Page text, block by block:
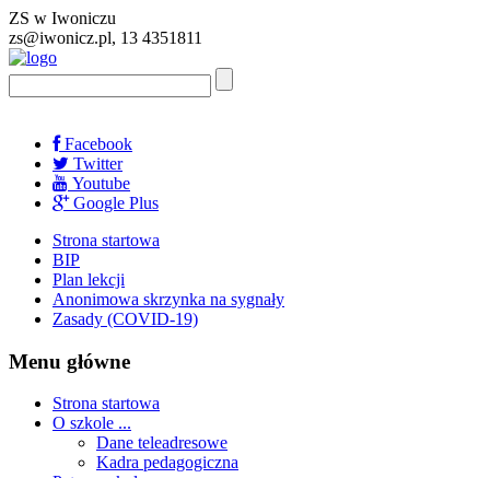
ZS w Iwoniczu
zs@iwonicz.pl, 13 4351811
Facebook
Twitter
Youtube
Google Plus
Strona startowa
BIP
Plan lekcji
Anonimowa skrzynka na sygnały
Zasady (COVID-19)
Menu główne
Strona startowa
O szkole ...
Dane teleadresowe
Kadra pedagogiczna